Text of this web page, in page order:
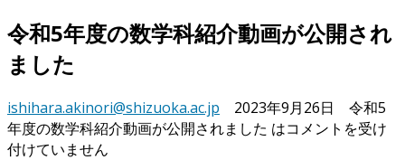
令和5年度の数学科紹介動画が公開され
ました
ishihara.akinori@shizuoka.ac.jp 2023年9月26日
令和5
年度の数学科紹介動画が公開されました はコメントを受け
付けていません